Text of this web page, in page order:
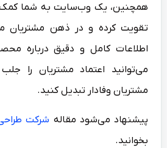
همچنین، یک وب‌سایت به شما کمک
تقویت کرده و در ذهن مشتریان
اطلاعات کامل و دقیق درباره
می‌توانید اعتماد مشتریان را
مشتریان وفادار تبدیل کنید.
پیشنهاد می‌شود مقاله شرکت
بخوانید.